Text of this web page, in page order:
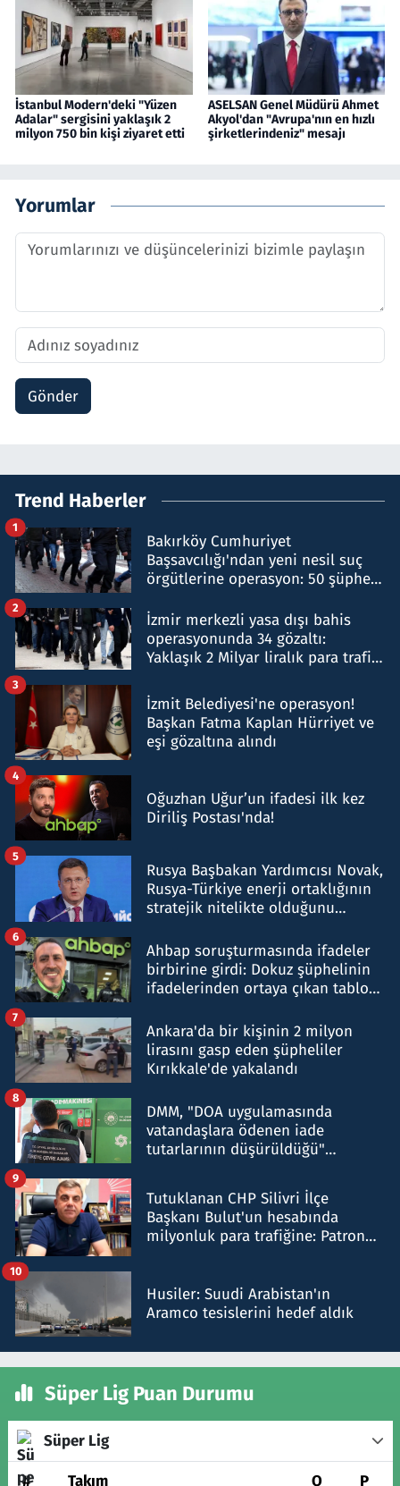
İstanbul Modern'deki "Yüzen
Adalar" sergisini yaklaşık 2
milyon 750 bin kişi ziyaret etti
ASELSAN Genel Müdürü Ahmet
Akyol'dan "Avrupa'nın en hızlı
şirketlerindeniz" mesajı
Yorumlar
Gönder
Trend Haberler
Bakırköy Cumhuriyet
Başsavcılığı'ndan yeni nesil suç
örgütlerine operasyon: 50 şüpheli
1
İzmir merkezli yasa dışı bahis
operasyonunda 34 gözaltı:
Yaklaşık 2 Milyar liralık para trafiği
2
İzmit Belediyesi'ne operasyon!
Başkan Fatma Kaplan Hürriyet ve
eşi gözaltına alındı
3
Oğuzhan Uğur’un ifadesi ilk kez
Diriliş Postası'nda!
4
Rusya Başbakan Yardımcısı Novak,
Rusya-Türkiye enerji ortaklığının
stratejik nitelikte olduğunu
5
Ahbap soruşturmasında ifadeler
birbirine girdi: Dokuz şüphelinin
ifadelerinden ortaya çıkan tablo
6
Ankara'da bir kişinin 2 milyon
lirasını gasp eden şüpheliler
Kırıkkale'de yakalandı
7
DMM, "DOA uygulamasında
vatandaşlara ödenen iade
tutarlarının düşürüldüğü"
8
Tutuklanan CHP Silivri İlçe
Başkanı Bulut'un hesabında
milyonluk para trafiğine: Patron
9
Husiler: Suudi Arabistan'ın
Aramco tesislerini hedef aldık
10
Süper Lig Puan Durumu
Süper Lig
# Takım O P